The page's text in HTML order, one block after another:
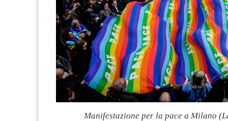
Manifestazione per la pace a Milano